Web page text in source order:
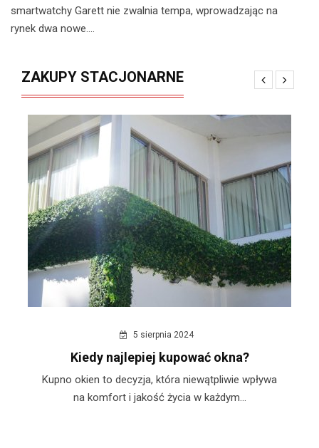
smartwatchy Garett nie zwalnia tempa, wprowadzając na
rynek dwa nowe....
ZAKUPY STACJONARNE
5 sierpnia 2024
Kiedy najlepiej kupować okna?
Kupno okien to decyzja, która niewątpliwie wpływa
na komfort i jakość życia w każdym...